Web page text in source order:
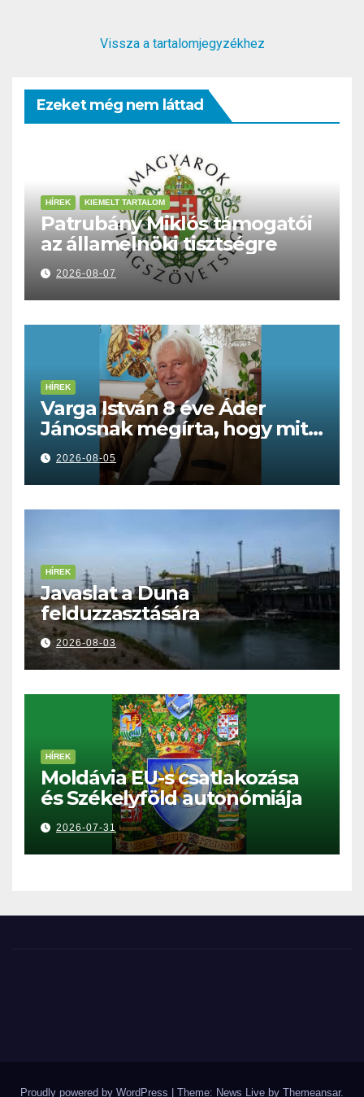
Vissza a tartalomjegyzékhez
Ezeket még nem láttad
HÍREK KIEMELT TARTALOM
Patrubány Miklós támogatói
az államelnöki tisztségre
2026-08-07
HÍREK
Varga István 8 éve Áder
Jánosnak megírta, hogy mit
kell tennünk a Dunával
2026-08-05
HÍREK
Javaslat a Duna
felduzzasztására
2026-08-03
HÍREK
Moldávia EU-s csatlakozása
és Székelyföld autonómiája
2026-07-31
Proudly powered by WordPress Theme: News Live by Themeansar.